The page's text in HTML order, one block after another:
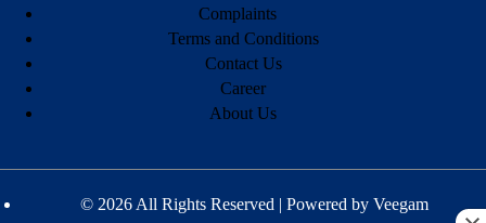
Complaints
Terms and Conditions
Contact Us
Career
About Us
© 2026 All Rights Reserved | Powered by Veegam